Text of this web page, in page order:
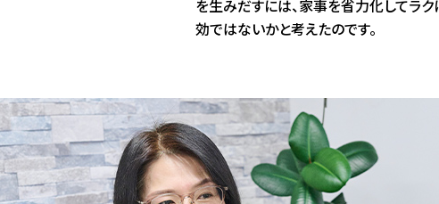
を生みだすには、家事を省力化してラ
効ではないかと考えたのです。